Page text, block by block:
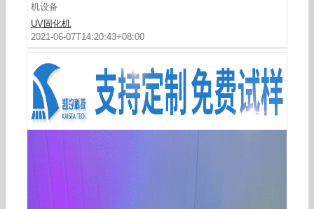
机设备
UV固化机
2021-06-07T14:20:43+08:00